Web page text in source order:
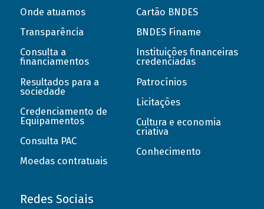
Onde atuamos
Transparência
Consulta a
financiamentos
Resultados para a
sociedade
Credenciamento de
Equipamentos
Consulta PAC
Moedas contratuais
Cartão BNDES
BNDES Finame
Instituições financeiras
credenciadas
Patrocínios
Licitações
Cultura e economia
criativa
Conhecimento
Redes Sociais